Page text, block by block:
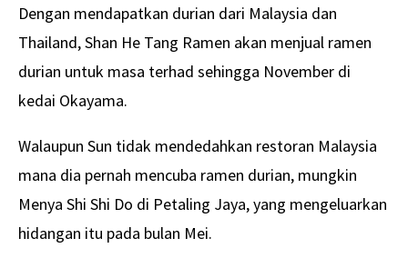
Dengan mendapatkan durian dari Malaysia dan
Thailand, Shan He Tang Ramen akan menjual ramen
durian untuk masa terhad sehingga November di
kedai Okayama.
Walaupun Sun tidak mendedahkan restoran Malaysia
mana dia pernah mencuba ramen durian, mungkin
Menya Shi Shi Do di Petaling Jaya, yang mengeluarkan
hidangan itu pada bulan Mei.